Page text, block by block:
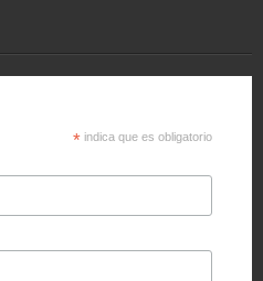
* indica que es obligatorio